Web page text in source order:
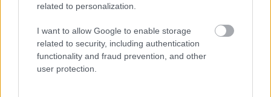
related to personalization.
I want to allow Google to enable storage
related to security, including authentication
functionality and fraud prevention, and other
user protection.